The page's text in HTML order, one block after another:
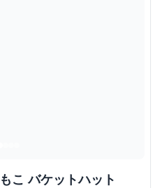
こ バケットハット